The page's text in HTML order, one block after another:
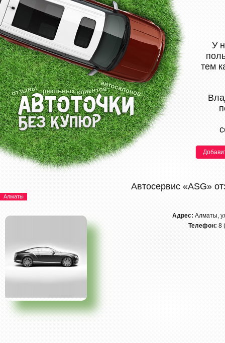
У
тем
Автосервис «ASG»
Алматы
Адрес: Алматы,
Телефон: 8